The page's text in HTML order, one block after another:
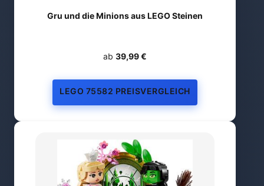
Gru und die Minions aus LEGO Steinen
ab 39,99 €
LEGO 75582 PREISVERGLEICH